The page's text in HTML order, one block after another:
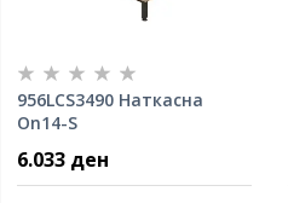
956LCS3490 Наткасна
On14-S
6.033 ден